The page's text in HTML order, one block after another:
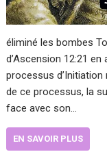
éliminé les bombes
d’Ascension 12:21
processus
de ce processus, la
face avec son…
EN SAVOIR PLUS